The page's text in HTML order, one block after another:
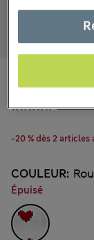
8 les
Tous les prix
-20 % dès 2 articles
COULEUR:
Épuisé